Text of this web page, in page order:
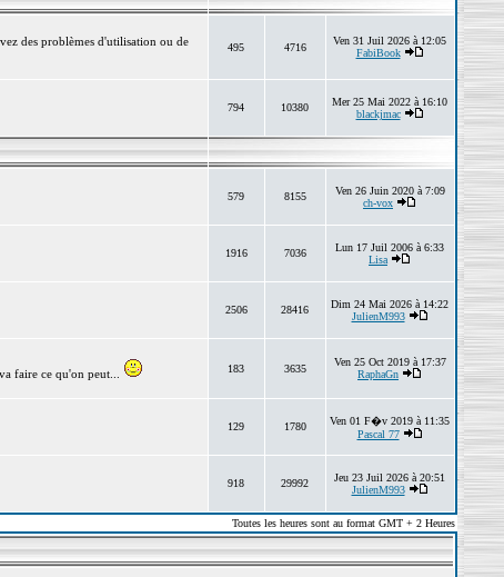
des problèmes d'utilisation ou de
495 4716
Ven 31 Juil 2026 à 12:05
FabiBook
794 10380
Mer 25 Mai 2022 à 16:10
blackjmac
579 8155
Ven 26 Juin 2020 à 7:09
ch-vox
1916 7036
Lun 17 Juil 2006 à 6:33
Lisa
2506 28416
Dim 24 Mai 2026 à 14:22
JulienM993
faire ce qu'on peut... 183 3635
Ven 25 Oct 2019 à 17:37
RaphaGn
129 1780
Ven 01 F�v 2019 à 11:35
Pascal 77
918 29992
Jeu 23 Juil 2026 à 20:51
JulienM993
Toutes les heures sont au format GMT + 2 Heures